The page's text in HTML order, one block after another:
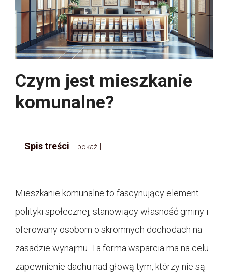
Czym jest mieszkanie
komunalne?
Spis treści pokaż
Mieszkanie komunalne to fascynujący element
polityki społecznej, stanowiący własność gminy i
oferowany osobom o skromnych dochodach na
zasadzie wynajmu. Ta forma wsparcia ma na celu
zapewnienie dachu nad głową tym, którzy nie są